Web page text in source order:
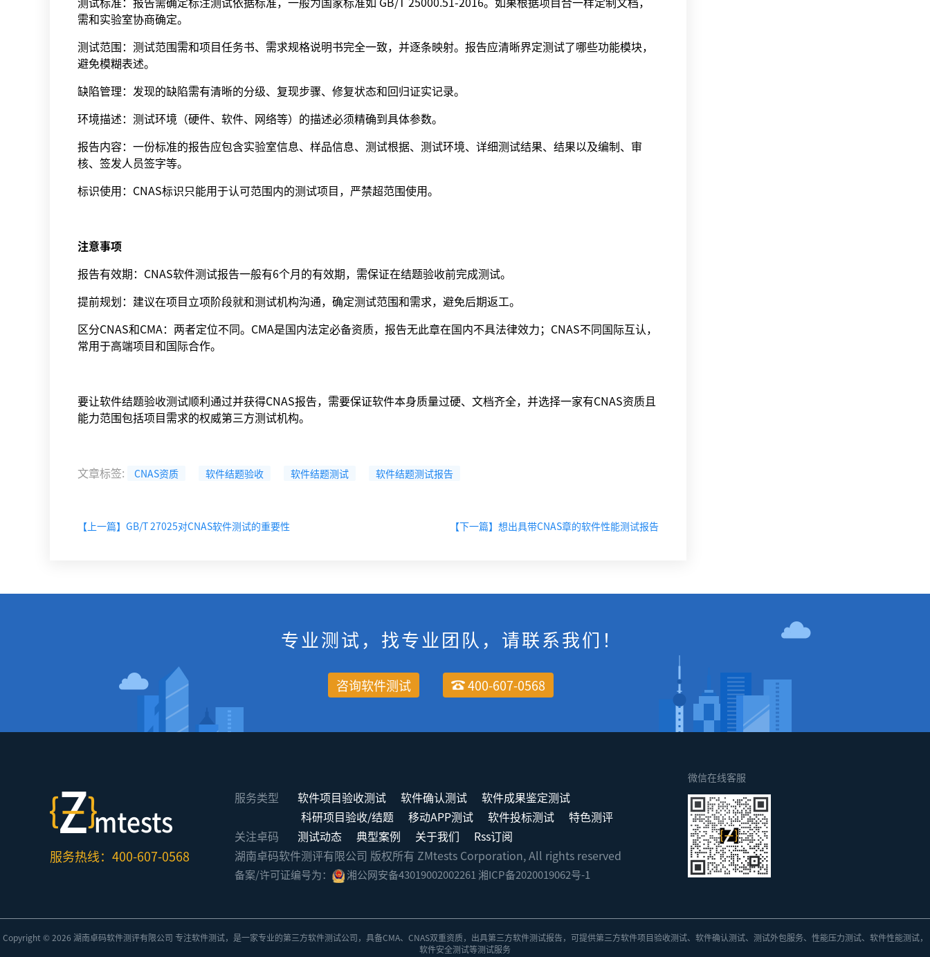
需和实验室协商确定。
测试范围：测试范围需和项目任务书、需求规格说明书完全一致，并逐条映射。报告应清晰界定测试了哪些功能模块，
避免模糊表述。
缺陷管理：发现的缺陷需有清晰的分级、复现步骤、修复状态和回归证实记录。
环境描述：测试环境（硬件、软件、网络等）的描述必须精确到具体参数。
报告内容：一份标准的报告应包含实验室信息、样品信息、测试根据、测试环境、详细测试结果、结果以及编制、审
核、签发人员签字等。
标识使用：CNAS标识只能用于认可范围内的测试项目，严禁超范围使用。
注意事项
报告有效期：CNAS软件测试报告一般有6个月的有效期，需保证在结题验收前完成测试。
提前规划：建议在项目立项阶段就和测试机构沟通，确定测试范围和需求，避免后期返工。
区分CNAS和CMA：两者定位不同。CMA是国内法定必备资质，报告无此章在国内不具法律效力；CNAS不同国际互认，
常用于高端项目和国际合作。
要让软件结题验收测试顺利通过并获得CNAS报告，需要保证软件本身质量过硬、文档齐全，并选择一家有CNAS资质且
能力范围包括项目需求的权威第三方测试机构。
文章标签: CNAS资质 软件结题验收 软件结题测试 软件结题测试报告
【上一篇】GB/T 27025对CNAS软件测试的重要性 【下一篇】想出具带CNAS章的软件性能测试报告
专业测试，找专业团队，请联系我们！
咨询软件测试 400-607-0568
服务热线：400-607-0568
服务类型 软件项目验收测试 软件确认测试
软件成果鉴定测试
科研项目验收/结题
移动APP测试 软件投标测试
特色测评
关注卓码
测试动态 典型案例 关于我们
Rss订阅
湖南卓码软件测评有限公司 版权所有 ZMtests Corporation, All rights reserved
备案/许可证编号为： 湘公网安备43019002002261 湘ICP备2020019062号-1
微信在线客服
Copyright © 2026 湖南卓码软件测评有限公司 专注软件测试，是一家专业的第三方软件测试公司，具备CMA、CNAS双重资质，出具第三方软件测试报告，可提供第三方软件项目验收测试、软件确认测试、测试外包服务、 性能压力测试、软件性能测试，
软件安全测试等测试服务